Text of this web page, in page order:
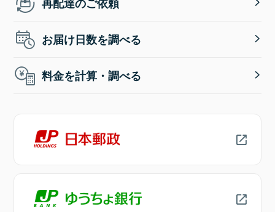
お届け日数を調べる
料金を計算・調べる